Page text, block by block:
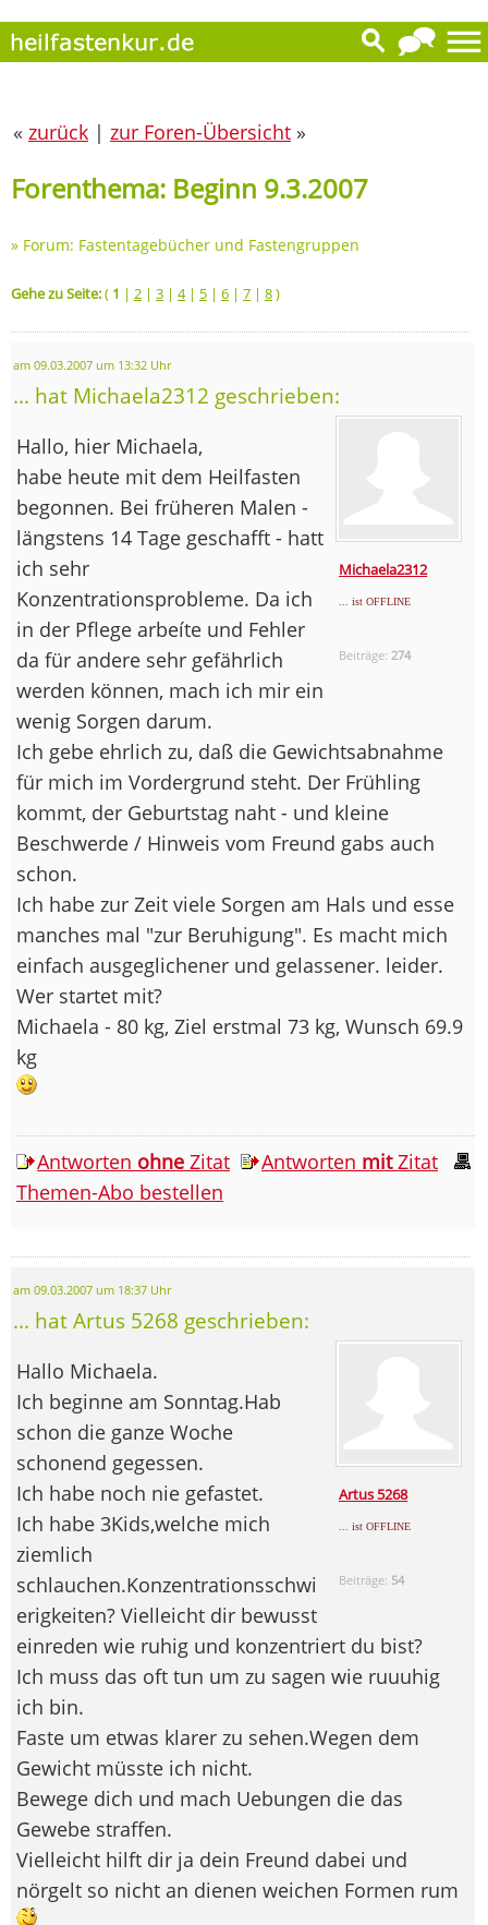
« zurück | zur Foren-Übersicht »
Forenthema: Beginn 9.3.2007
» Forum: Fastentagebücher und Fastengruppen
Gehe zu Seite:( 1 | 2 | 3 | 4| 5 | 6 | 7 | 8)
am 09.03.2007 um 13:32 Uhr
... hat Michaela2312 geschrieben:
Michaela2312
... ist OFFLINE
Beiträge: 274
Hallo, hier Michaela,
habe heute mit dem Heilfasten
begonnen. Bei früheren Malen -
längstens 14 Tage geschafft - hatt
ich sehr
Konzentrationsprobleme. Da ich
in der Pflege arbeíte und Fehler
da für andere sehr gefährlich
werden können, mach ich mir ein
wenig Sorgen darum.
Ich gebe ehrlich zu, daß die Gewichtsabnahme
für mich im Vordergrund steht. Der Frühling
kommt, der Geburtstag naht - und kleine
Beschwerde / Hinweis vom Freund gabs auch
schon.
Ich habe zur Zeit viele Sorgen am Hals und esse
manches mal "zur Beruhigung". Es macht mich
einfach ausgeglichener und gelassener. leider.
Wer startet mit?
Michaela - 80 kg, Ziel erstmal 73 kg, Wunsch 69.9
kg
Antworten ohne Zitat Antworten mitZitat
Themen-Abo bestellen
am 09.03.2007 um 18:37 Uhr
... hat Artus 5268 geschrieben:
Artus 5268
... ist OFFLINE
Beiträge: 54
Hallo Michaela.
Ich beginne am Sonntag.Hab
schon die ganze Woche
schonend gegessen.
Ich habe noch nie gefastet.
Ich habe 3Kids,welche mich
ziemlich
schlauchen.Konzentrationsschwi
erigkeiten? Vielleicht dir bewusst
einreden wie ruhig und konzentriert du bist?
Ich muss das oft tun um zu sagen wie ruuuhig
ich bin.
Faste um etwas klarer zu sehen.Wegen dem
Gewicht müsste ich nicht.
Bewege dich und mach Uebungen die das
Gewebe straffen.
Vielleicht hilft dir ja dein Freund dabei und
nörgelt so nicht an dienen weichen Formen rum